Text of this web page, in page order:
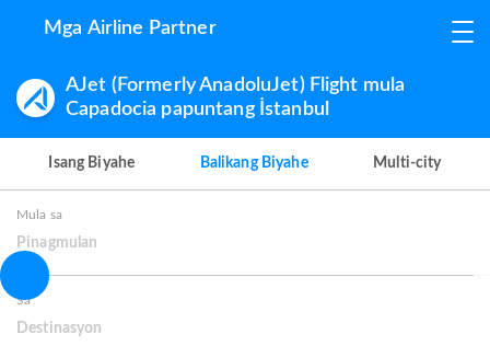
Mga Airline Partner
AJet (Formerly AnadoluJet) Flight mula
Capadocia papuntang İstanbul
Isang Biyahe Balikang Biyahe Multi-city
Mula sa
Pinagmulan
Sa
Destinasyon